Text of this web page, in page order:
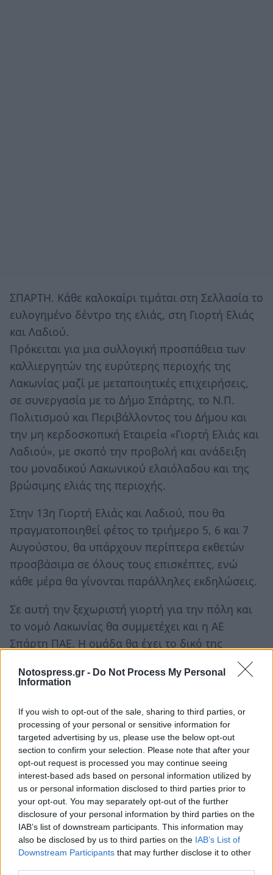
Notospress.gr - Do Not Process My Personal
Information
If you wish to opt-out of the sale, sharing to third parties, or
processing of your personal or sensitive information for
targeted advertising by us, please use the below opt-out
section to confirm your selection. Please note that after your
opt-out request is processed you may continue seeing
interest-based ads based on personal information utilized by
us or personal information disclosed to third parties prior to
your opt-out. You may separately opt-out of the further
disclosure of your personal information by third parties on the
IAB’s list of downstream participants. This information may
also be disclosed by us to third parties on the IAB’s List of
Downstream Participants that may further disclose it to other
ΣΠΑΡΤΗ. Κάθε καλοκαίρι τιμάται στη Σελλασία το
ευλογημένο δέντρο της ελιάς, στη Γιορτή Ελιάς
και Λαδιού.
Πρόκειται για μια συλλογική προσπάθεια των
καλλιεργητών της ευρύτερης περιοχής της
Λακωνίας μαζί με μεταποιητικές επιχειρήσεις,
σε συνεργασία με το Δήμο Σπάρτης, το Ν.Π.
Πολιτισμού και Περιβάλλοντος του Δήμου και
την μη κερδοσκοπική Εταιρεία «Γιορτή Ελιάς και
Λαδιού», με σκοπό την προβολή και ανάδειξη
του μοναδικού Λακωνικού ελαιόλαδου και της
βρώσιμης ελιάς της περιοχής.
Στην 13η Γιορτή Ελιάς και Λαδιού, που θα
πραγματοποιηθεί φέτος το τριήμερο 5, 6 και 7
Αυγούστου, θα υπάρχουν περίπτερα εκθετών
προσβάσιμα σε όλους τους επισκέπτες, ενώ
κάθε μέρα θα γίνονται παράλληλες εκδηλώσεις.
Σε αυτή την ξεχωριστή γιορτή για την πόλη και
το νομό Λακωνίας θα συμμετέχει και η ΑΕ
Σπάρτη ΠΑΕ. Η ομάδα θα έχει το δικό της
περίπτερο στην 13η Γιορτή Ελιάς και Λαδιού στη
Σελλασία και περιμένει όλους τους Σπαρτιάτες
Εκεί θα παρέχεται ενημέρωση για τα της ομάδας
και θα διατίθενται εισιτήρια διαρκείας για τη
σεζόν 2016-2017.